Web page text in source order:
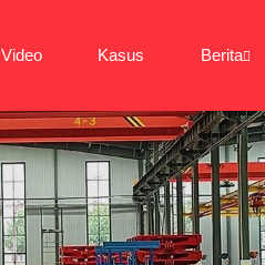
Video Kasus Berita